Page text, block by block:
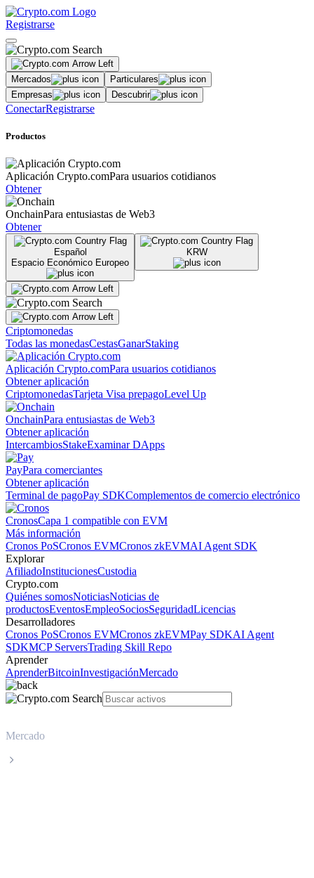
Registrarse
Mercados
Particulares
Empresas
Descubrir
ConectarRegistrarse
Productos
Aplicación Crypto.comPara usuarios cotidianos
Obtener
OnchainPara entusiastas de Web3
Obtener
Español
Espacio Económico Europeo
KRW
Criptomonedas
Todas las monedasCestasGanarStaking
Aplicación Crypto.comPara usuarios cotidianos
Obtener aplicación
CriptomonedasTarjeta Visa prepagoLevel Up
OnchainPara entusiastas de Web3
Obtener aplicación
IntercambiosStakeExaminar DApps
PayPara comerciantes
Obtener aplicación
Terminal de pagoPay SDKComplementos de comercio electrónico
CronosCapa 1 compatible con EVM
Más información
Cronos PoSCronos EVMCronos zkEVMAI Agent SDK
Explorar
AfiliadoInstitucionesCustodia
Crypto.com
Quiénes somosNoticiasNoticias de
productosEventosEmpleoSociosSeguridadLicencias
Desarrolladores
Cronos PoSCronos EVMCronos zkEVMPay SDKAI Agent
SDKMCP ServersTrading Skill Repo
Aprender
AprenderBitcoinInvestigaciónMercado
Mercado